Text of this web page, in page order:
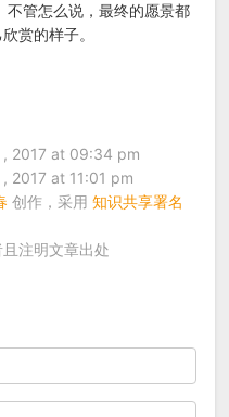
管怎么说，最终的愿景都
赏的样子。
, 2017 at 09:34 pm
2017 at 11:01 pm
创作，采用知识共享署名
注明文章出处